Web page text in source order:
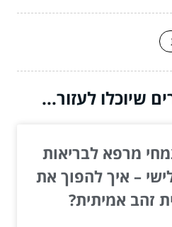
שיוכלו לעזור...
מרפא לבריאות
– איך להפוך את
זהב אמיתית?